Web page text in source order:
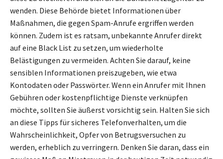
wenden. Diese Behörde bietet Informationen über
Maßnahmen, die gegen Spam-Anrufe ergriffen werden
können. Zudem ist es ratsam, unbekannte Anrufer direkt
auf eine Black List zu setzen, um wiederholte
Belästigungen zu vermeiden. Achten Sie darauf, keine
sensiblen Informationen preiszugeben, wie etwa
Kontodaten oder Passwörter. Wenn ein Anrufer mit Ihnen
Gebühren oder kostenpflichtige Dienste verknüpfen
möchte, sollten Sie äußerst vorsichtig sein. Halten Sie sich
an diese Tipps für sicheres Telefonverhalten, um die
Wahrscheinlichkeit, Opfer von Betrugsversuchen zu
werden, erheblich zu verringern. Denken Sie daran, dass ein